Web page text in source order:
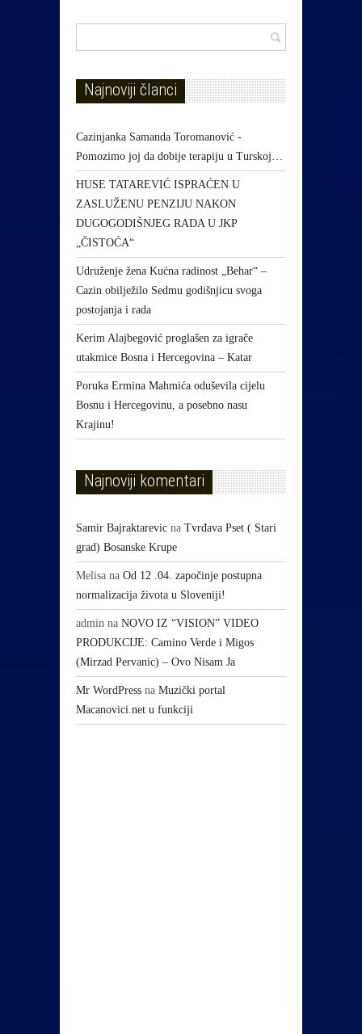
Najnoviji članci
Cazinjanka Samanda Toromanović -
Pomozimo joj da dobije terapiju u Turskoj…
HUSE TATAREVIĆ ISPRAĆEN U
ZASLUŽENU PENZIJU NAKON
DUGOGODIŠNJEG RADA U JKP
„ČISTOĆA“
Udruženje žena Kućna radinost „Behar“ –
Cazin obilježilo Sedmu godišnjicu svoga
postojanja i rada
Kerim Alajbegović proglašen za igrače
utakmice Bosna i Hercegovina – Katar
Poruka Ermina Mahmića oduševila cijelu
Bosnu i Hercegovinu, a posebno nasu
Krajinu!
Najnoviji komentari
Samir Bajraktarevic na Tvrđava Pset ( Stari
grad) Bosanske Krupe
Melisa na Od 12 .04. započinje postupna
normalizacija života u Sloveniji!
admin na NOVO IZ “VISION” VIDEO
PRODUKCIJE: Camino Verde i Migos
(Mirzad Pervanic) – Ovo Nisam Ja
Mr WordPress na Muzički portal
Macanovici.net u funkciji